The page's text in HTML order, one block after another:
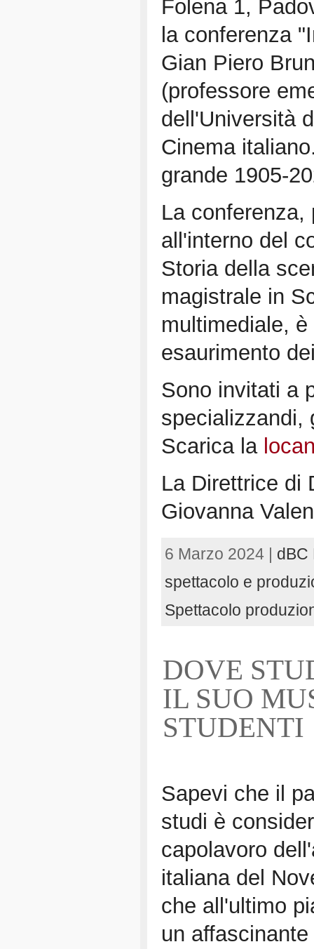
Folena 1,
la conferenza
Gian Piero
(professore
dell'Università
Cinema
grande 1905-
La conferenza,
all'interno del
Storia della
magistrale in
multimediale,
esaurimento
Sono invitati a
specializzandi,
Scarica la
La Direttrice di
Giovanna
6 Marzo 2024 | dBC
spettacolo e
Spettacolo
DOVE
IL SUO
STUDENTI
Sapevi che il
studi è
capolavoro
italiana del
che all'ultimo
un